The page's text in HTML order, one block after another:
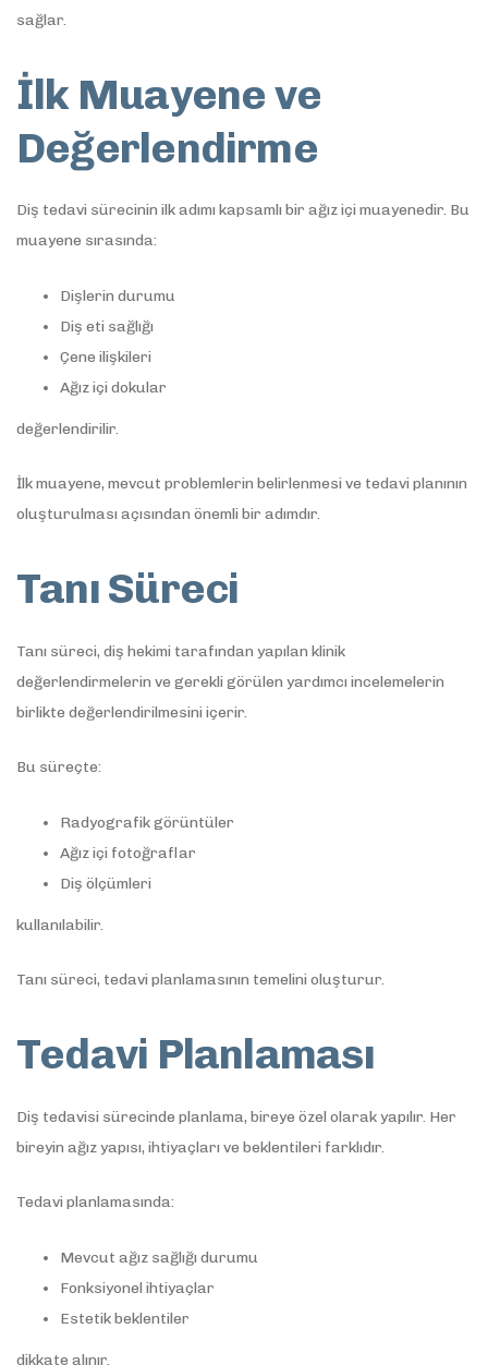
sağlar.
İlk Muayene ve
Değerlendirme
Diş tedavi sürecinin ilk adımı kapsamlı bir ağız içi muayenedir. Bu
muayene sırasında:
Dişlerin durumu
Diş eti sağlığı
Çene ilişkileri
Ağız içi dokular
değerlendirilir.
İlk muayene, mevcut problemlerin belirlenmesi ve tedavi planının
oluşturulması açısından önemli bir adımdır.
Tanı Süreci
Tanı süreci, diş hekimi tarafından yapılan klinik
değerlendirmelerin ve gerekli görülen yardımcı incelemelerin
birlikte değerlendirilmesini içerir.
Bu süreçte:
Radyografik görüntüler
Ağız içi fotoğraflar
Diş ölçümleri
kullanılabilir.
Tanı süreci, tedavi planlamasının temelini oluşturur.
Tedavi Planlaması
Diş tedavisi sürecinde planlama, bireye özel olarak yapılır. Her
bireyin ağız yapısı, ihtiyaçları ve beklentileri farklıdır.
Tedavi planlamasında:
Mevcut ağız sağlığı durumu
Fonksiyonel ihtiyaçlar
Estetik beklentiler
dikkate alınır.